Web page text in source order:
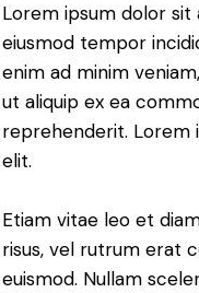
Lorem ipsum dolor
eiusmod tempor
enim ad minim
ut aliquip ex ea
reprehenderit. Lorem
elit.
Etiam vitae leo et
risus, vel rutrum erat
euismod. Nullam